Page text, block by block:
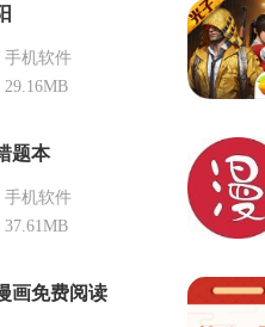
手机软件
29.16MB
题本
手机软件
37.61MB
画免费阅读